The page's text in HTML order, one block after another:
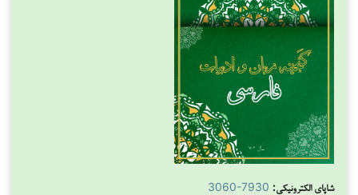
شاپای الکترونیکی: 3060-7930